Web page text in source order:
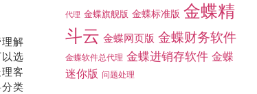
解
选
客
类
代理 金蝶旗舰版 金蝶标准版 金蝶精
斗云 金蝶网页版 金蝶财务软件
金蝶软件总代理 金蝶进销存软件 金蝶
迷你版 问题处理